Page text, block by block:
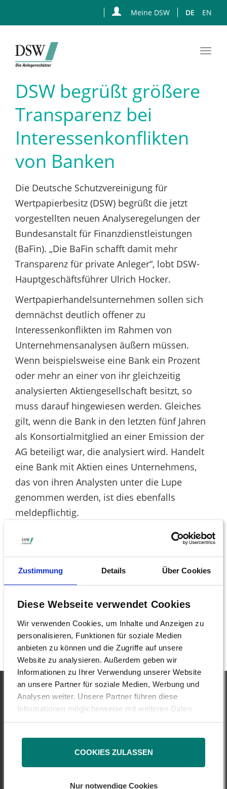
Zustimmung Details Über Cookies
Diese Webseite verwendet Cookies
Wir verwenden Cookies, um Inhalte und Anzeigen zu
personalisieren, Funktionen für soziale Medien
anbieten zu können und die Zugriffe auf unsere
Website zu analysieren. Außerdem geben wir
Informationen zu Ihrer Verwendung unserer Website
an unsere Partner für soziale Medien, Werbung und
Analysen weiter. Unsere Partner führen diese
Informationen möglicherweise mit weiteren Daten
zusammen, die Sie ihnen bereitgestellt haben oder die
COOKIES ZULASSEN
Nur notwendige Cookies
Hauptinhalt
springen
Meine DSW DE EN
DSW begrüßt größere
Transparenz bei
Interessenkonflikten
von Banken
Die Deutsche Schutzvereinigung für
Wertpapierbesitz (DSW) begrüßt die jetzt
vorgestellten neuen Analyseregelungen der
Bundesanstalt für Finanzdienstleistungen
(BaFin). „Die BaFin schafft damit mehr
Transparenz für private Anleger“, lobt DSW-
Hauptgeschäftsführer Ulrich Hocker.
Wertpapierhandelsunternehmen sollen sich
demnächst deutlich offener zu
Interessenkonflikten im Rahmen von
Unternehmensanalysen äußern müssen.
Wenn beispielsweise eine Bank ein Prozent
oder mehr an einer von ihr gleichzeitig
analysierten Aktiengesellschaft besitzt, so
muss darauf hingewiesen werden. Gleiches
gilt, wenn die Bank in den letzten fünf Jahren
als Konsortialmitglied an einer Emission der
AG beteiligt war, die analysiert wird. Handelt
eine Bank mit Aktien eines Unternehmens,
das von ihren Analysten unter die Lupe
genommen werden, ist dies ebenfalls
meldepflichtig.
„Besonders erfreulich ist dabei, dass die
Pflicht zur Offenlegung solcher
Medien erweitert werden soll“, meint Hocker.
Fernsehen gemachte Aussagen von Analysten
richtig einordnen könnten, so Hocker weiter.
DSW - Deutsche
Schutzvereinigung
für Wertpapierbesitz e.V.